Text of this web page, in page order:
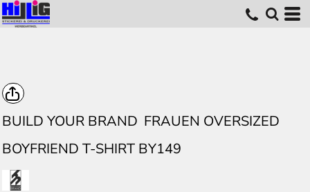
BUILD YOUR BRAND FRAUEN OVERSIZED
BOYFRIEND T-SHIRT BY149